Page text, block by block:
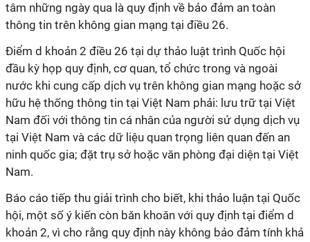
tâm những ngày qua là quy định về bảo đảm an toàn
thông tin trên không gian mạng tại điều 26.
Điểm d khoản 2 điều 26 tại dự thảo luật trình Quốc hội
đầu kỳ họp quy định, cơ quan, tổ chức trong và ngoài
nước khi cung cấp dịch vụ trên không gian mạng hoặc sở
hữu hệ thống thông tin tại Việt Nam phải: lưu trữ tại Việt
Nam đối với thông tin cá nhân của người sử dụng dịch vụ
tại Việt Nam và các dữ liệu quan trọng liên quan đến an
ninh quốc gia; đặt trụ sở hoặc văn phòng đại diện tại Việt
Nam.
Báo cáo tiếp thu giải trình cho biết, khi thảo luận tại Quốc
hội, một số ý kiến còn băn khoăn với quy định tại điểm d
khoản 2, vì cho rằng quy định này không bảo đảm tính khả